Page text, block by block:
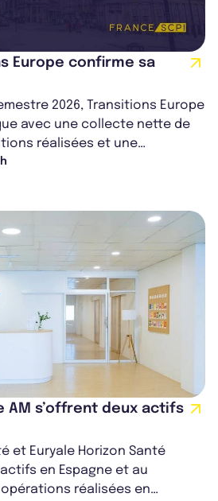
Europe confirme sa
2026, Transitions Europe
avec une collecte nette de
réalisées et une
1,38 Md€....
AM s’offrent deux actifs
et Euryale Horizon Santé
en Espagne et au
opérations réalisées en